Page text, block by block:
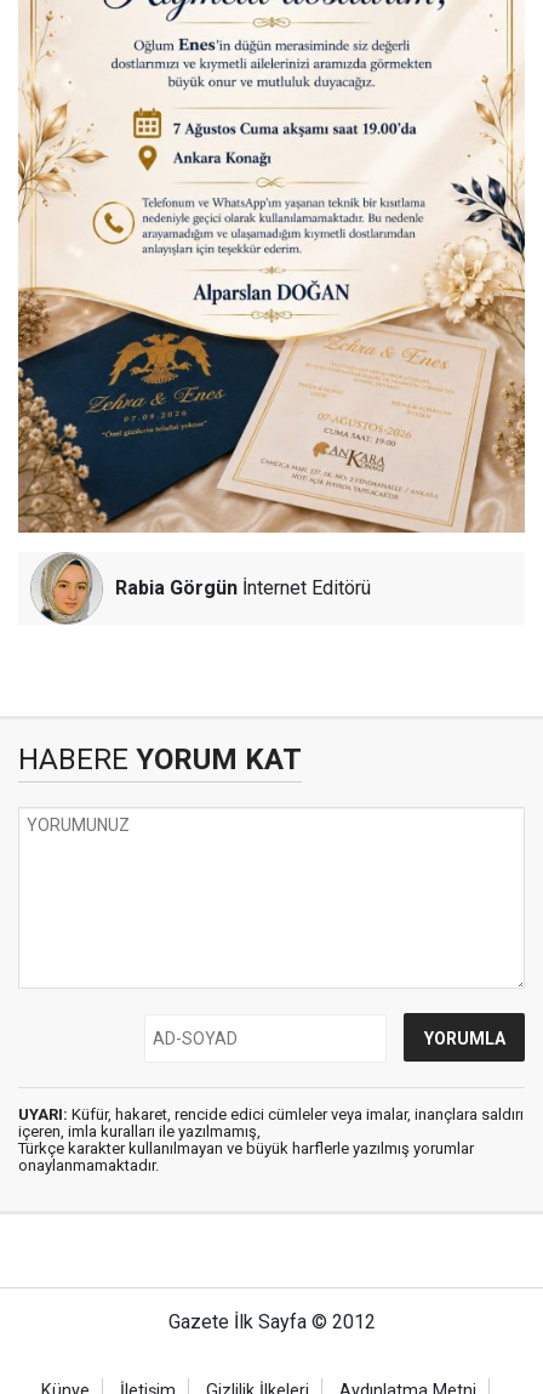
Rabia Görgün İnternet Editörü
HABERE YORUM KAT
UYARI: Küfür, hakaret, rencide edici cümleler veya imalar, inançlara saldırı
içeren, imla kuralları ile yazılmamış,
Türkçe karakter kullanılmayan ve büyük harflerle yazılmış yorumlar
onaylanmamaktadır.
Gazete İlk Sayfa © 2012